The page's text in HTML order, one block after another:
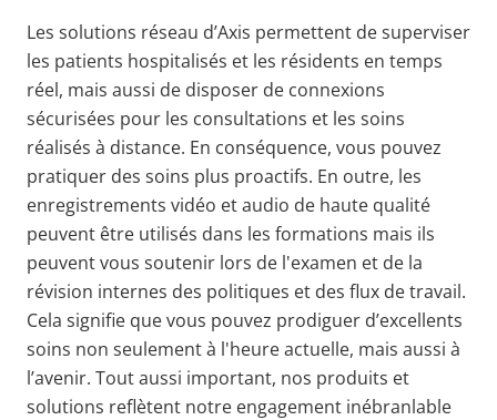
Les solutions réseau d’Axis permettent de superviser
les patients hospitalisés et les résidents en temps
réel, mais aussi de disposer de connexions
sécurisées pour les consultations et les soins
réalisés à distance. En conséquence, vous pouvez
pratiquer des soins plus proactifs. En outre, les
enregistrements vidéo et audio de haute qualité
peuvent être utilisés dans les formations mais ils
peuvent vous soutenir lors de l'examen et de la
révision internes des politiques et des flux de travail.
Cela signifie que vous pouvez prodiguer d’excellents
soins non seulement à l'heure actuelle, mais aussi à
l’avenir. Tout aussi important, nos produits et
solutions reflètent notre engagement inébranlable